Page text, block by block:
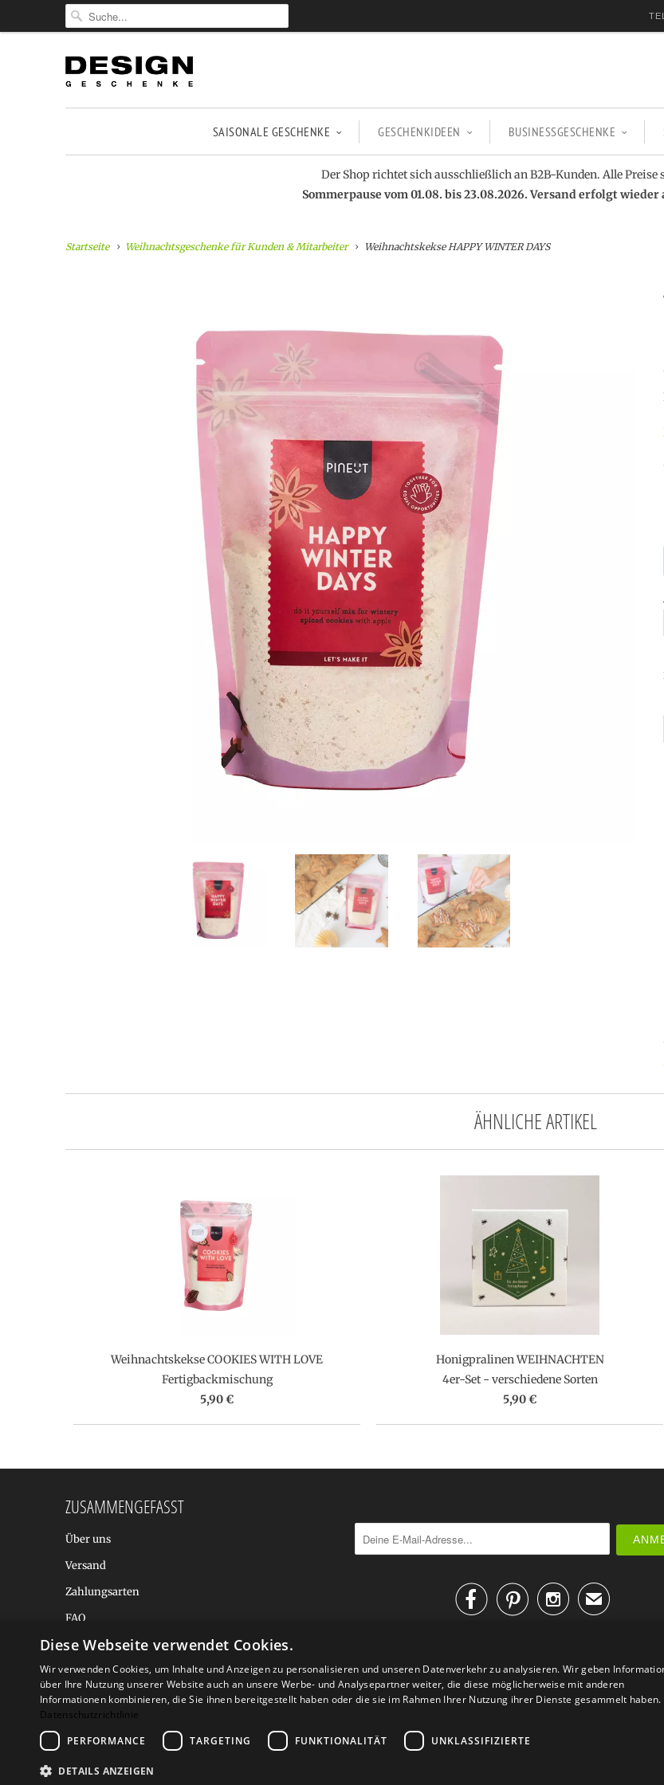
SAISONALE GESCHENKE GESCHENKIDEEN BUSINESSGESCHENKE
Der Shop richtet sich ausschließlich an B2B-Kunden. Alle Preise
Sommerpause vom 01.08. bis 23.08.2026. Versand erfolgt wieder
Startseite Weihnachtsgeschenke für Kunden & Mitarbeiter Weihnachtskekse HAPPY WINTER DAYS
ÄHNLICHE ARTIKEL
Weihnachtskekse COOKIES WITH LOVE
Fertigbackmischung
5,90 €
Honigpralinen WEIHNACHTEN
4er-Set - verschiedene Sorten
5,90 €
ZUSAMMENGEFASST
Über uns
Versand
Zahlungsarten
FAQ
BALTIC DESIGN SHOP
✉
© 2026
Diese Webseite verwendet Cookies.
Wir verwenden Cookies, um Inhalte und Anzeigen zu personalisieren und unseren Datenverkehr zu analysieren. Wir geben
über Ihre Nutzung unserer Website auch an unsere Werbe- und Analysepartner weiter, die diese möglicherweise mit anderen
Informationen kombinieren, die Sie ihnen bereitgestellt haben oder die sie im Rahmen Ihrer Nutzung ihrer Dienste gesammelt haben.
Datenschutzrichtlinie
PERFORMANCE
TARGETING FUNKTIONALITÄT UNKLASSIFIZIERTE
DETAILS ANZEIGEN